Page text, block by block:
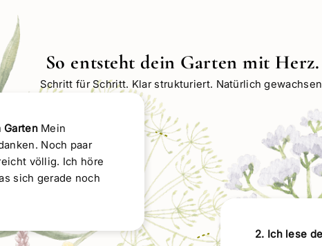
So entsteht dein Garten mit Herz.
Schritt für Schritt. Klar strukturiert. Natürlich gewachsen.
GartenMein
Noch paar
völlig. Ich höre